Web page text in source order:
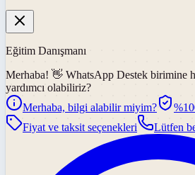
Eğitim Danışmanı
Merhaba! 👋 WhatsApp Destek birimine
yardımcı olabiliriz?
Merhaba, bilgi alabilir miyim?
Fiyat ve taksit seçenekleri
Lütfen